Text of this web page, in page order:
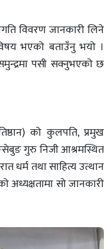
विवरण जानकारी लिने
भएको बताउँनु भयो ।
पसी सक्नुभएको छ
को कुलपति, प्रमुख
गुरु निजी आश्रमस्थित
धर्म तथा साहित्य उत्थान
अध्यक्षतामा सो जानकारी